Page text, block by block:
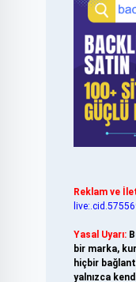
Reklam ve
Yasal Uyarı:
bir marka,
hiçbir
yalnızca